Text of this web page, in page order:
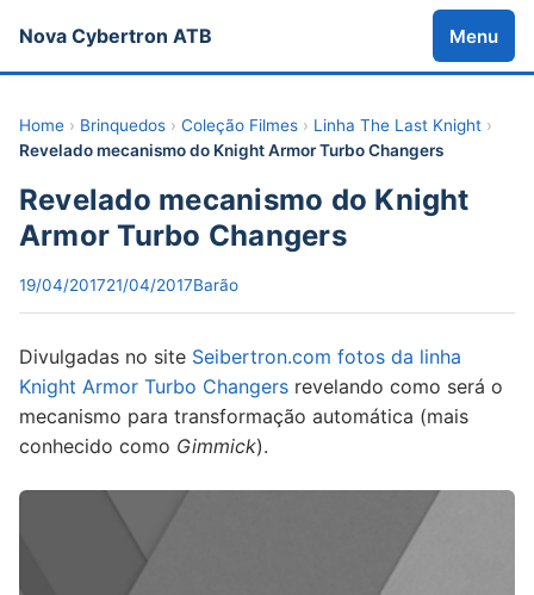
Nova Cybertron ATB Menu
Home › Brinquedos › Coleção Filmes › Linha The Last Knight ›
Revelado mecanismo do Knight Armor Turbo Changers
Revelado mecanismo do Knight
Armor Turbo Changers
19/04/201721/04/2017Barão
Divulgadas no site Seibertron.com fotos da linha
Knight Armor Turbo Changers revelando como será o
mecanismo para transformação automática (mais
conhecido como Gimmick).